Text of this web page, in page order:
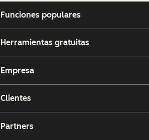
Funciones populares
Herramientas gratuitas
Empresa
Clientes
Partners